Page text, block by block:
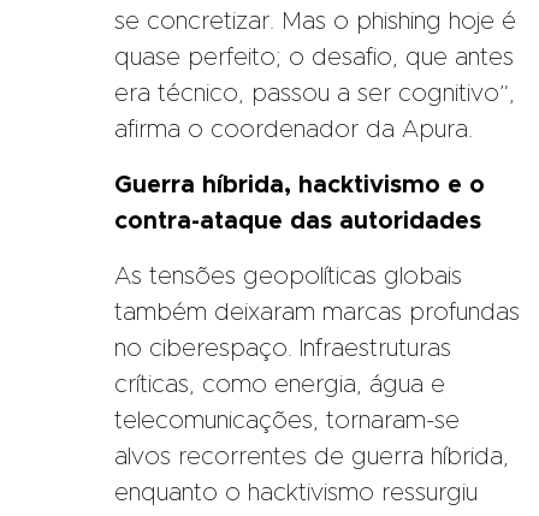
se concretizar. Mas o phishing hoje é
quase perfeito; o desafio, que antes
era técnico, passou a ser cognitivo”,
afirma o coordenador da Apura.
Guerra híbrida, hacktivismo e o
contra-ataque das autoridades
As tensões geopolíticas globais
também deixaram marcas profundas
no ciberespaço. Infraestruturas
críticas, como energia, água e
telecomunicações, tornaram-se
alvos recorrentes de guerra híbrida,
enquanto o hacktivismo ressurgiu